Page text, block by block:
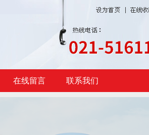
在线留言 联系我们